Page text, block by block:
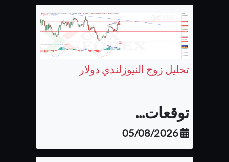
تحليل زوج النيوزلندي دولار
توقعات...
05/08/2026